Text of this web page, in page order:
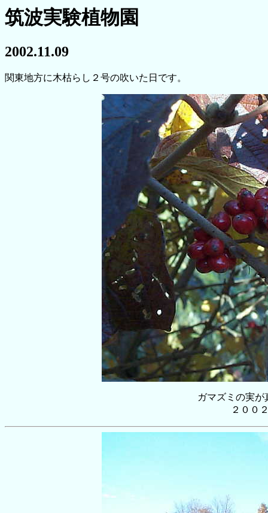
筑波実験植物園
2002.11.09
関東地方に木枯らし２号の吹いた日です。
ガマズミの実
２００